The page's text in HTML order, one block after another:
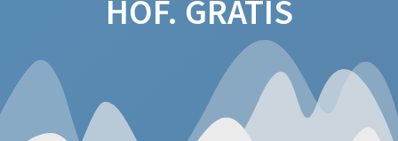
HOF. GRATIS